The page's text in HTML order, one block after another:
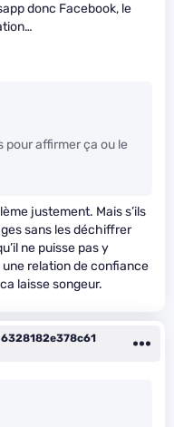
donc Facebook, le
pour affirmer ça ou le
justement. Mais s’ils
sans les déchiffrer
ne puisse pas y
relation de confiance
laisse songeur.